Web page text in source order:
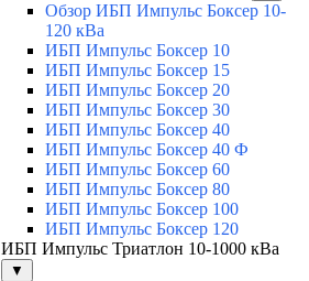
Обзор ИБП Импульс Боксер 10-
120 кВа
ИБП Импульс Боксер 10
ИБП Импульс Боксер 15
ИБП Импульс Боксер 20
ИБП Импульс Боксер 30
ИБП Импульс Боксер 40
ИБП Импульс Боксер 40 Ф
ИБП Импульс Боксер 60
ИБП Импульс Боксер 80
ИБП Импульс Боксер 100
ИБП Импульс Боксер 120
ИБП Импульс Триатлон 10-1000 кВа
▼